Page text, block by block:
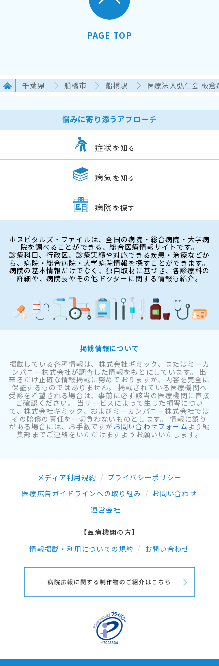
PAGE TOP
千葉県 船橋市 船橋駅 医療法人弘仁会 板倉
悩みに寄り添うアプローチ
症状 を知る
病気 を知る
病院 を探す
ホスピタルズ・ファイルは、全国の病院・総合病院・大学病
院を調べることができる、総合医療情報サイトです。
診療科目、行政区、診療実績や対応できる疾患・治療などか
ら、病院・総合病院・大学病院情報を探すことができます。
病院の基本情報だけでなく、独自取材に基づき、各診療科の
詳細や、病院長やその他ドクターに関する情報も紹介。
掲載情報について
掲載している各種情報は、株式会社ギミック、またはミーカ
ンパニー株式会社が調査した情報をもとにしています。 出
来るだけ正確な情報掲載に努めておりますが、内容を完全に
保証するものではありません。 掲載されている医療機関へ
受診を希望される場合は、事前に必ず該当の医療機関に直接
ご確認ください。 当サービスによって生じた損害につい
て、株式会社ギミック、およびミーカンパニー株式会社では
その賠償の責任を一切負わないものとします。 情報に誤り
がある場合には、お手数ですが お問い合わせフォーム より編
集部までご連絡をいただけますようお願いいたします。
メディア利用規約
プライバシーポリシー
医療広告ガイドラインへの取り組み
お問い合わせ
運営会社
【医療機関の方】
情報掲載・利用についての規約
お問い合わせ